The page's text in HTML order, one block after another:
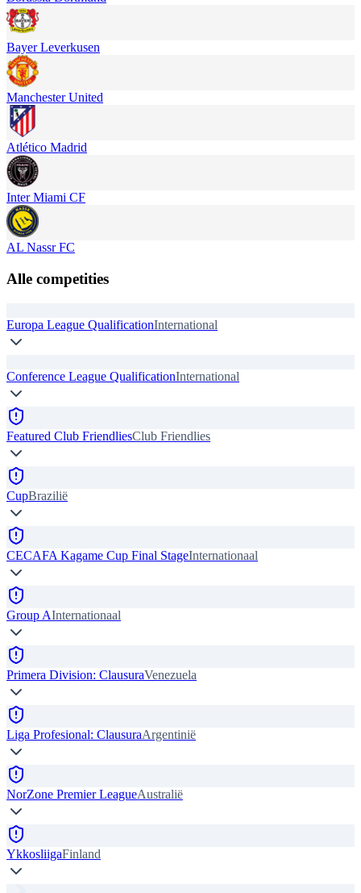
Bayer Leverkusen
Manchester United
Atlético Madrid
Inter Miami CF
AL Nassr FC
Alle competities
Europa League QualificationInternational
Conference League QualificationInternational
Featured Club FriendliesClub Friendlies
CupBrazilië
CECAFA Kagame Cup Final StageInternationaal
Group AInternationaal
Primera Division: ClausuraVenezuela
Liga Profesional: ClausuraArgentinië
NorZone Premier LeagueAustralië
YkkosliigaFinland